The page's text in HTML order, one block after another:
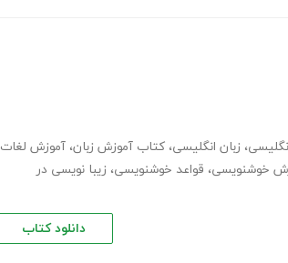
، زبان انگلیسی، کتاب آموزش زبان، آموزش لغات
خوشنویسی، قواعد خوشنویسی، زیبا نویسی در
دانلود کتاب